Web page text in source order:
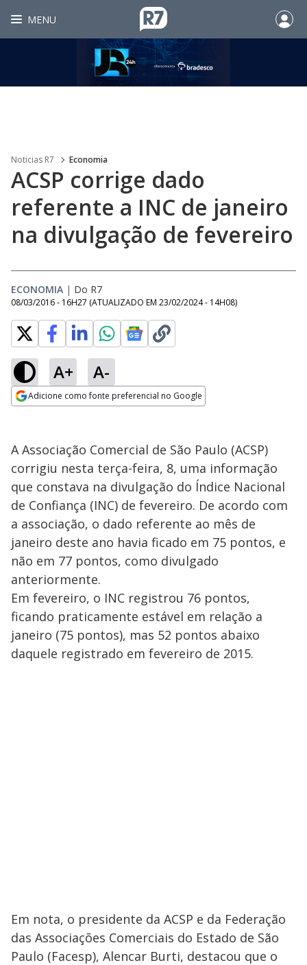
MENU
Noticias R7 Economia
ACSP corrige dado
referente a INC de janeiro
na divulgação de fevereiro
ECONOMIA | Do R7
08/03/2016 - 16H27 (ATUALIZADO EM 23/02/2024 - 14H08)
A+ A-
Adicione como fonte preferencial no Google
A Associação Comercial de São Paulo (ACSP)
corrigiu nesta terça-feira, 8, uma informação
que constava na divulgação do Índice Nacional
de Confiança (INC) de fevereiro. De acordo com
a associação, o dado referente ao mês de
janeiro deste ano havia ficado em 75 pontos, e
não em 77 pontos, como divulgado
anteriormente.
Em fevereiro, o INC registrou 76 pontos,
ficando praticamente estável em relação a
janeiro (75 pontos), mas 52 pontos abaixo
daquele registrado em fevereiro de 2015.
Em nota, o presidente da ACSP e da Federação
das Associações Comerciais do Estado de São
Paulo (Facesp), Alencar Burti, destacou que o